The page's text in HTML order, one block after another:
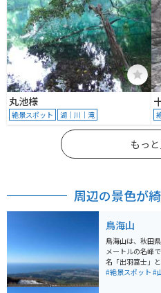
丸池様
絶景スポット 湖｜川｜滝
もっ
周辺の景色が
鳥海山
鳥海山は、秋田
メートルの名峰
名「出羽富士」
異なる表情を見
#絶景スポット #